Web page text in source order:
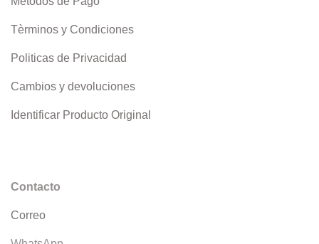
Tèrminos y Condiciones
Politicas de Privacidad
Cambios y devoluciones
Identificar Producto Original
Contacto
Correo